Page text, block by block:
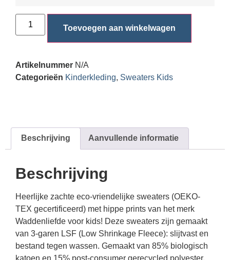
Toevoegen aan winkelwagen
Artikelnummer N/A
Categorieën Kinderkleding, Sweaters Kids
Beschrijving Aanvullende informatie
Beschrijving
Heerlijke zachte eco-vriendelijke sweaters (OEKO-
TEX gecertificeerd) met hippe prints van het merk
Waddenliefde voor kids! Deze sweaters zijn gemaakt
van 3-garen LSF (Low Shrinkage Fleece): slijtvast en
bestand tegen wassen. Gemaakt van 85% biologisch